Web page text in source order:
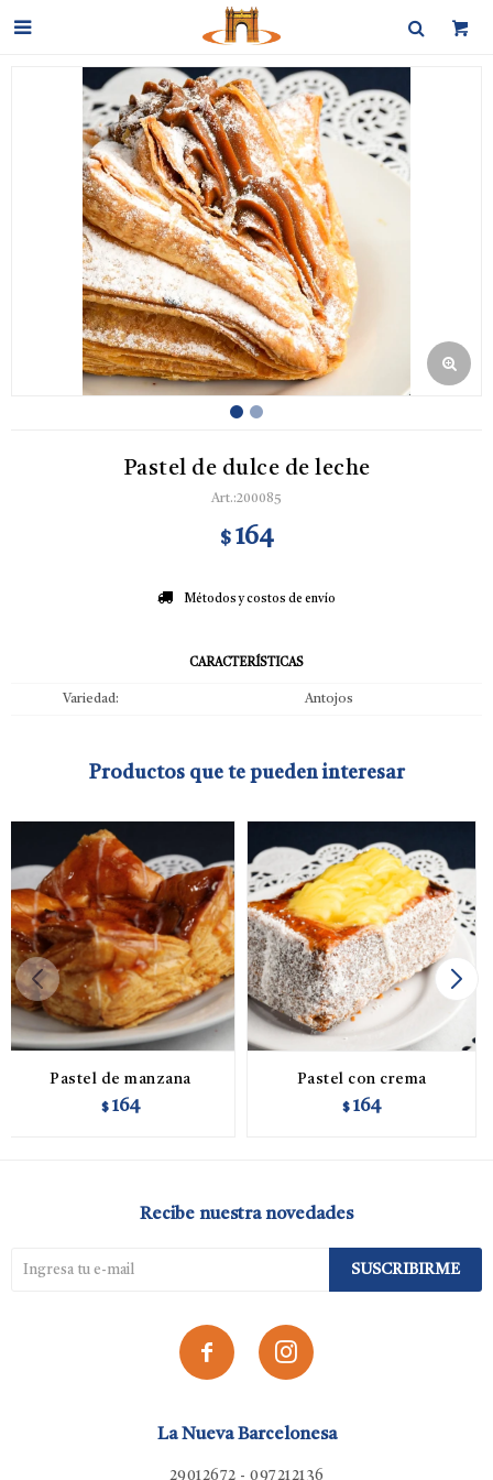

Pastel de dulce de leche
200085
$ 164
Métodos y costos de envío
CARACTERÍSTICAS
Variedad Antojos
Productos que te pueden interesar
Pastel de manzana
$ 164
Pastel con crema
$ 164
La Nueva Barcelonesa
29012672 - 097212136
Recibe nuestra novedades
SUSCRIBIRME
 